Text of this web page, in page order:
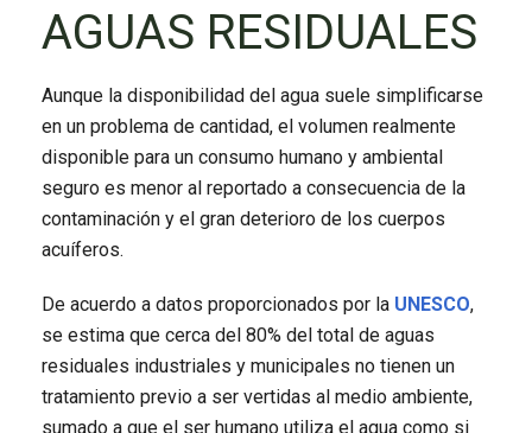
AGUAS RESIDUALES
Aunque la disponibilidad del agua suele simplificarse
en un problema de cantidad, el volumen realmente
disponible para un consumo humano y ambiental
seguro es menor al reportado a consecuencia de la
contaminación y el gran deterioro de los cuerpos
acuíferos.
De acuerdo a datos proporcionados por la UNESCO,
se estima que cerca del 80% del total de aguas
residuales industriales y municipales no tienen un
tratamiento previo a ser vertidas al medio ambiente,
sumado a que el ser humano utiliza el agua como si